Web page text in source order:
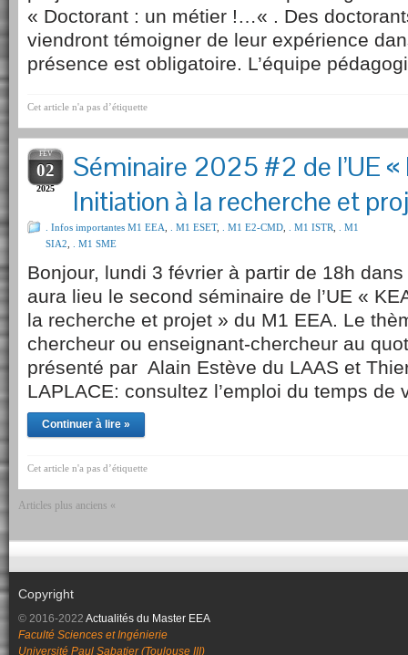
« Doctorant : un métier !…« . Des
viendront témoigner de leur expérience
présence est obligatoire. L’équipe
Cet article n'a pas d’étiquette
FÉV
02
2025
Séminaire 2025 #2 de l’UE «
Initiation à la recherche et
. Infos importantes M1 EEA . M1 ESET, . M1 E2-CMD . M1 ISTR
. M1
SIA2
. M1 SME
Bonjour, lundi 3 février à partir de 18h dans
aura lieu le second séminaire de l’UE «
la recherche et projet » du M1 EEA. Le
chercheur ou enseignant-chercheur au
présenté par Alain Estève du LAAS et
LAPLACE: consultez l’emploi du temps
Continuer à lire »
Cet article n'a pas d’étiquette
Articles plus anciens «
Copyright
© 2016-2022 Actualités du Master EEA
Faculté Sciences et Ingénierie
Université Paul Sabatier (Toulouse III)